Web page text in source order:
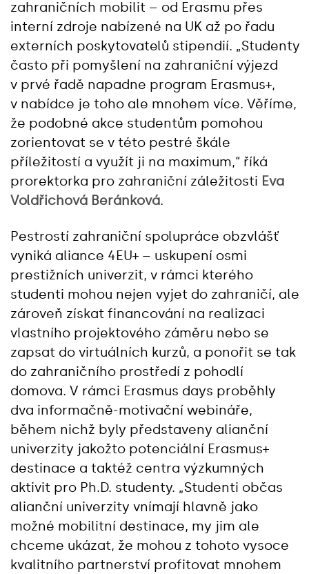
zahraničních mobilit – od Erasmu přes
interní zdroje nabízené na UK až po řadu
externích poskytovatelů stipendií. „Studenty
často při pomyšlení na zahraniční výjezd
v prvé řadě napadne program Erasmus+,
v nabídce je toho ale mnohem více. Věříme,
že podobné akce studentům pomohou
zorientovat se v této pestré škále
příležitostí a využít ji na maximum,“ říká
prorektorka pro zahraniční záležitosti Eva
Voldřichová Beránková.
Pestrostí zahraniční spolupráce obzvlášť
vyniká aliance 4EU+ – uskupení osmi
prestižních univerzit, v rámci kterého
studenti mohou nejen vyjet do zahraničí, ale
zároveň získat financování na realizaci
vlastního projektového záměru nebo se
zapsat do virtuálních kurzů, a ponořit se tak
do zahraničního prostředí z pohodlí
domova. V rámci Erasmus days proběhly
dva informačně-motivační webináře,
během nichž byly představeny alianční
univerzity jakožto potenciální Erasmus+
destinace a taktéž centra výzkumných
aktivit pro Ph.D. studenty. „Studenti občas
alianční univerzity vnímají hlavně jako
možné mobilitní destinace, my jim ale
chceme ukázat, že mohou z tohoto vysoce
kvalitního partnerství profitovat mnohem